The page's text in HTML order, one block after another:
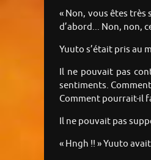
« Non, vous êtes très
d’abord... Non, non,
Yuuto s’était pris au
Il ne pouvait pas
sentiments.
Comment pourrait-il
Il ne pouvait pas
« Hngh !! » Yuuto